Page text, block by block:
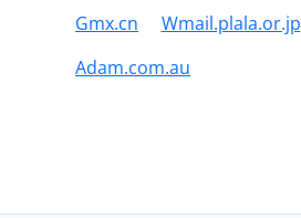
Gmx.cn
Wmail.plala.or.jp
Adam.com.au